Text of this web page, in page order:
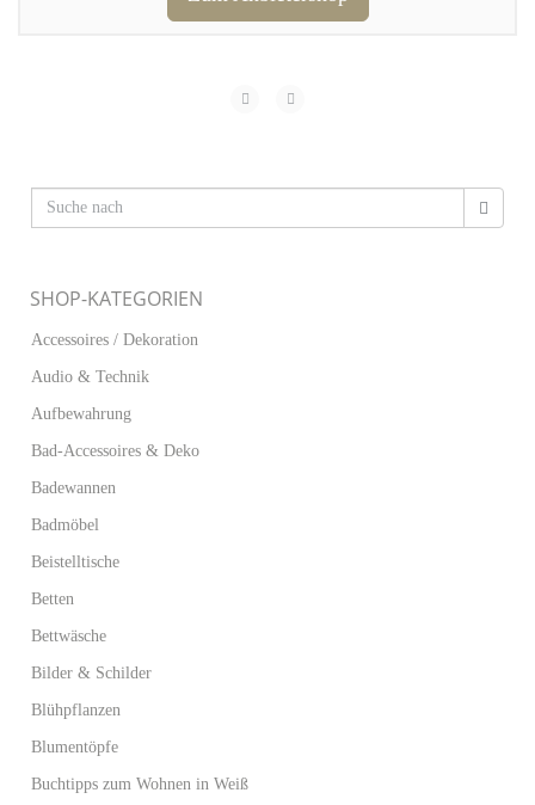
SHOP-KATEGORIEN
Accessoires / Dekoration
Audio & Technik
Aufbewahrung
Bad-Accessoires & Deko
Badewannen
Badmöbel
Beistelltische
Betten
Bettwäsche
Bilder & Schilder
Blühpflanzen
Blumentöpfe
Buchtipps zum Wohnen in Weiß